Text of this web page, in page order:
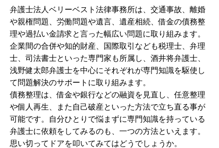
弁護士法人ベリーベスト法律事務所は、交通事故、離婚
や親権問題、労働問題や遺言、遺産相続、借金の債務整
理や過払い金請求と言った幅広い問題に取り組みます。
企業間の合併や知的財産、国際取引なども税理士、弁理
士、司法書士といった専門家も所属し、酒井将弁護士、
浅野健太郎弁護士を中心にそれぞれが専門知識を駆使し
て問題解決のサポートに取り組みます。
債務整理は、借金や銀行などの融資を見直し、任意整理
や個人再生、また自己破産といった方法で立ち直る事が
可能です。自分ひとりで悩まずに専門知識を持っている
弁護士に依頼をしてみるのも、一つの方法といえます。
思い切ってドアを叩いてみてはどうでしょうか。